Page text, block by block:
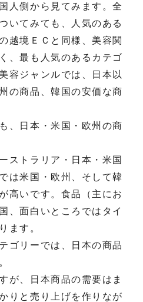
人側から見てみます。全
いてみても、人気のある
越境ＥＣと同様、美容関
、最も人気のあるカテゴ
容ジャンルでは、日本以
の商品、韓国の安価な商
、日本・米国・欧州の商
ストラリア・日本・米国
は米国・欧州、そして韓
高いです。食品（主にお
、面白いところではタイ
ます。
ゴリーでは、日本の商品
が、日本商品の需要はま
りと売り上げを作りなが